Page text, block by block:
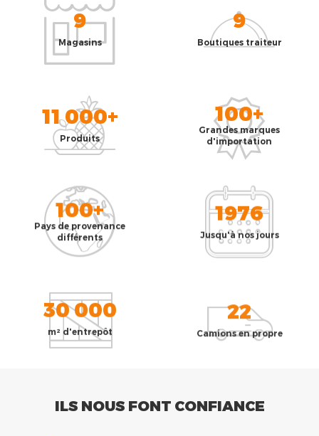
9
Magasins
9
Boutiques traiteur
11 000+
Produits
100+
Grandes marques
d'importation
100+
Pays de provenance
différents
1976
Jusqu'à nos jours
30 000
m² d'entrepôt
22
Camions en propre
ILS NOUS FONT CONFIANCE